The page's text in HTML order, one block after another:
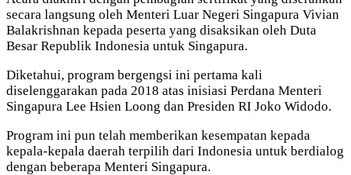
secara langsung oleh Menteri Luar Negeri Singapura Vivian
Balakrishnan kepada peserta yang disaksikan oleh Duta
Besar Republik Indonesia untuk Singapura.
Diketahui, program bergengsi ini pertama kali
diselenggarakan pada 2018 atas inisiasi Perdana Menteri
Singapura Lee Hsien Loong dan Presiden RI Joko Widodo.
Program ini pun telah memberikan kesempatan kepada
kepala-kepala daerah terpilih dari Indonesia untuk berdialog
dengan beberapa Menteri Singapura.